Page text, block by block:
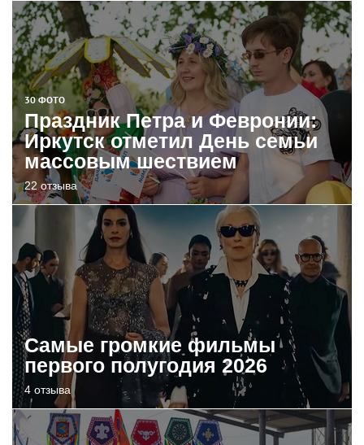
30 ФОТО
Праздник Петра и Февронии:
Иркутск отметил День семьи
массовым шествием
22 отзыва
Самые громкие фильмы
первого полугодия 2026
4 отзыва